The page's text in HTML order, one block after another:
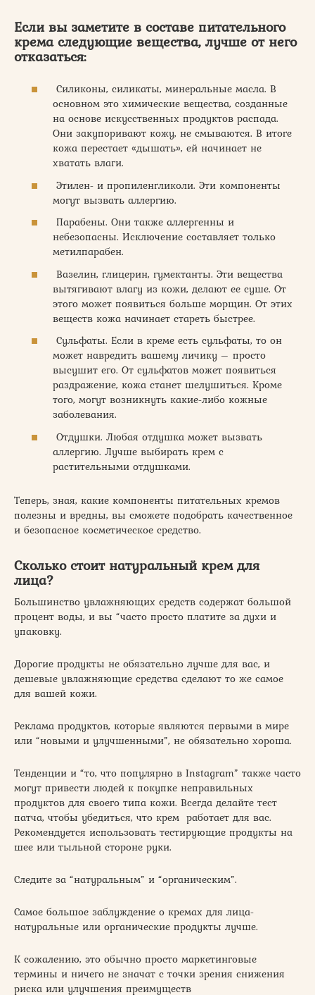
Если вы заметите в составе питательного
крема следующие вещества, лучше от него
отказаться:
Силиконы, силикаты, минеральные масла. В
основном это химические вещества, созданные
на основе искусственных продуктов распада.
Они закупоривают кожу, не смываются. В итоге
кожа перестает «дышать», ей начинает не
хватать влаги.
Этилен- и пропиленгликоли. Эти компоненты
могут вызвать аллергию.
Парабены. Они также аллергенны и
небезопасны. Исключение составляет только
метилпарабен.
Вазелин, глицерин, гумектанты. Эти вещества
вытягивают влагу из кожи, делают ее суше. От
этого может появиться больше морщин. От этих
веществ кожа начинает стареть быстрее.
Сульфаты. Если в креме есть сульфаты, то он
может навредить вашему личику – просто
высушит его. От сульфатов может появиться
раздражение, кожа станет шелушиться. Кроме
того, могут возникнуть какие-либо кожные
заболевания.
Отдушки. Любая отдушка может вызвать
аллергию. Лучше выбирать крем с
растительными отдушками.
Теперь, зная, какие компоненты питательных кремов
полезны и вредны, вы сможете подобрать качественное
и безопасное косметическое средство.
Сколько стоит натуральный крем для
лица?
Большинство увлажняющих средств содержат большой
процент воды, и вы “часто просто платите за духи и
упаковку.
Дорогие продукты не обязательно лучше для вас, и
дешевые увлажняющие средства сделают то же самое
для вашей кожи.
Реклама продуктов, которые являются первыми в мире
или “новыми и улучшенными”, не обязательно хороша.
Тенденции и “то, что популярно в Instagram” также часто
могут привести людей к покупке неправильных
продуктов для своего типа кожи. Всегда делайте тест
патча, чтобы убедиться, что крем работает для вас.
Рекомендуется использовать тестирующие продукты на
шее или тыльной стороне руки.
Следите за “натуральным” и “органическим”.
Самое большое заблуждение о кремах для лица-
натуральные или органические продукты лучше.
К сожалению, это обычно просто маркетинговые
термины и ничего не значат с точки зрения снижения
риска или улучшения преимуществ